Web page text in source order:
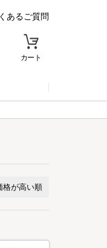
あるご質問
カート
格が高い順